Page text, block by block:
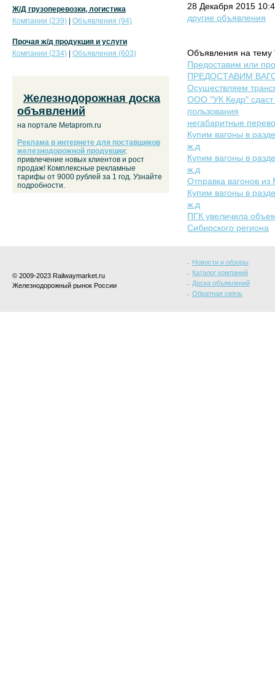
28 Декабря 2015
другие объявления
Объявления на тему
Предоставим или
ПРЕДОСТАВИМ
Осуществляем
ООО "УК Кедр" сдаст
пользования
негабаритные
Купим вагоны в
ж.д
Купим вагоны в
ж.д
Отправка вагонов из
Купим вагоны в
ж.д
ПГК увеличила
Сибирского региона
Ж/Д грузоперевозки, логистика
Компании (239)
Объявления (94)
Прочая ж/д продукция и услуги
Компании (234)
Объявления (603)
Железнодорожная доска
объявлений
на портале Metaprom.ru
Реклама в интернете для поставщиков
железнодорожной продукции:
привлечение новых клиентов и рост
продаж! Комплексные рекламные
тарифы от 9000 рублей за 1 год. Узнайте
подробности.
© 2009-2023 Railwaymarket.ru
Железнодорожный рынок России
Новости и обзоры
Каталог компаний
Доска объявлений
Обратная связь